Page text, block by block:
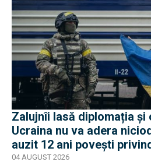
Zalujnîi lasă diplomația și
Ucraina nu va adera
auzit 12 ani povești
04 AUGUST 2026